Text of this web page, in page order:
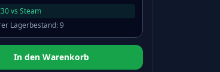
vs Steam
Lagerbestand:9
In den Warenkorb